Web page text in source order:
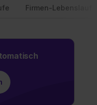
Firmen-Lebenslauf